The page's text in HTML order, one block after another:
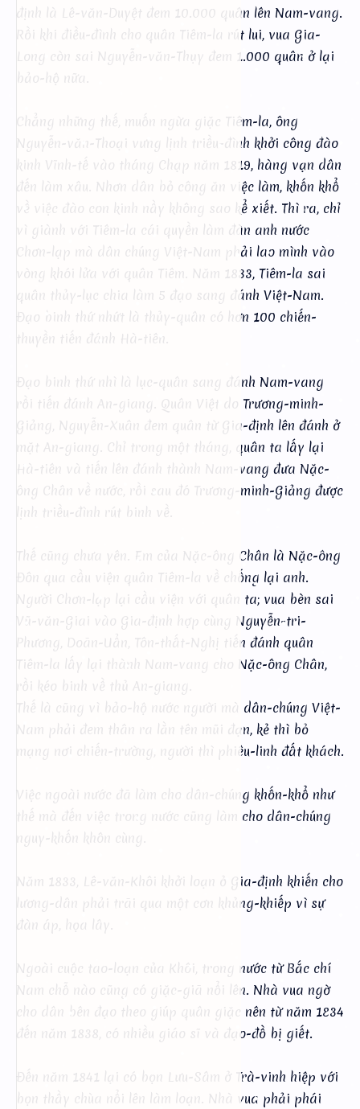
định là Lê-văn-Duyệt đem 10.000 quân lên Nam-vang.
Rồi khi điều-đình cho quân Tiêm-la rút lui, vua Gia-
Long còn sai Nguyễn-văn-Thụy đem 1.000 quân ở lại
bảo-hộ nữa.
Chẳng những thế, muốn ngừa giặc Tiêm-la, ông
Nguyễn-văn-Thoại vưng lịnh triều-đình khởi công đào
kinh Vĩnh-tế vào tháng Chạp năm 1819, hàng vạn dân
đến làm xâu. Nhơn dân bỏ công ăn việc làm, khốn khổ
về việc đào con kinh nầy không sao kể xiết. Thì ra, chỉ
vì giành với Tiêm-la cái quyền làm đàn anh nước
Chơn-lạp mà dân chúng Việt-Nam phải lao mình vào
vòng khói lửa với quân Tiêm. Năm 1833, Tiêm-la sai
quân thủy-lục chia làm 5 đạo sang đánh Việt-Nam.
Đạo binh thứ nhứt là thủy-quân có hơn 100 chiến-
thuyền tiến đánh Hà-tiên.
Đạo binh thứ nhì là lục-quân sang đánh Nam-vang
rồi tiến đánh An-giang. Quân Việt do Trương-minh-
Giảng, Nguyễn-Xuân đem quân từ Gia-định lên đánh ở
mặt An-giang. Chỉ trong một tháng, quân ta lấy lại
Hà-tiên và tiến lên đánh thành Nam-vang đưa Nặc-
ông Chân về nước, rồi sau đó Trương-minh-Giảng được
lịnh triều-đình rút binh về.
Thế cũng chưa yên. Em của Nặc-ông Chân là Nặc-ông
Đôn qua cầu viện quân Tiêm-la về chống lại anh.
Người Chơn-lạp lại cầu viện với quân ta; vua bèn sai
Vũ-văn-Giai vào Gia-định hợp cùng Nguyễn-tri-
Phương, Doãn-Uẩn, Tôn-thất-Nghị tiến đánh quân
Tiêm-la lấy lại thành Nam-vang cho Nặc-ông Chân,
rồi kéo binh về thủ An-giang.
Thế là cũng vì bảo-hộ nước người mà dân-chúng Việt-
Nam phải đem thân ra lằn tên mũi đạn, kẻ thì bỏ
mạng nơi chiến-trường, người thì phiêu-linh đất khách.
Việc ngoài nước đã làm cho dân-chúng khốn-khổ như
thế mà đến việc trong nước cũng làm cho dân-chúng
nguy-khốn khôn cùng.
Năm 1833, Lê-văn-Khôi khởi loạn ở Gia-định khiến cho
lương-dân phải trãi qua một cơn khủng-khiếp vì sự
đàn áp, họa lây.
Ngoài cuộc tao-loạn của Khôi, trong nước từ Bắc chí
Nam chỗ nào cũng có giặc-giã nổi lên. Nhà vua ngờ
cho dân bên đạo theo giúp quân giặc nên từ năm 1834
đến năm 1838, có nhiều giáo sĩ và đạo-đồ bị giết.
Đến năm 1841 lại có bọn Lưu-Sâm ở Trà-vinh hiệp với
bọn thầy chùa nổi lên làm loạn. Nhà vua phải phái